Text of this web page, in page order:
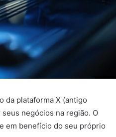
da plataforma X (antigo
negócios na região. O
em benefício do seu próprio